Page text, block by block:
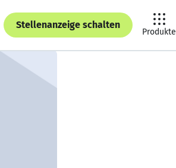
Stellenanzeige schalten
Produkte